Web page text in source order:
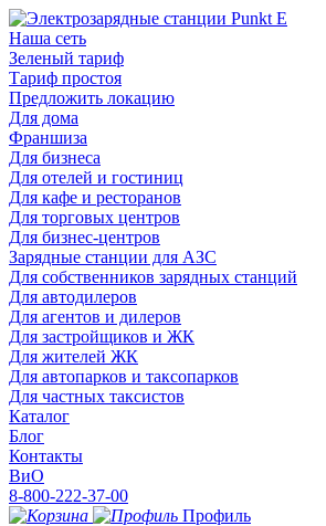
Наша сеть
Зеленый тариф
Тариф простоя
Предложить локацию
Для дома
Франшиза
Для бизнеса
Для отелей и гостиниц
Для кафе и ресторанов
Для торговых центров
Для бизнес-центров
Зарядные станции для АЗС
Для собственников зарядных станций
Для автодилеров
Для агентов и дилеров
Для застройщиков и ЖК
Для жителей ЖК
Для автопарков и таксопарков
Для частных таксистов
Каталог
Блог
Контакты
ВиО
8-800-222-37-00
Профиль